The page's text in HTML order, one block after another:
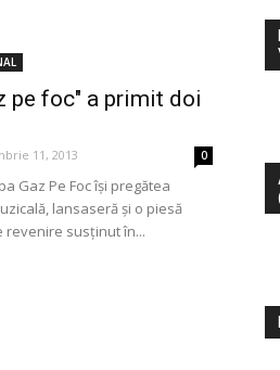
pe foc" a primit doi
11, 2013 0
Gaz Pe Foc își pregătea
lansaseră și o piesă
revenire susținut în...